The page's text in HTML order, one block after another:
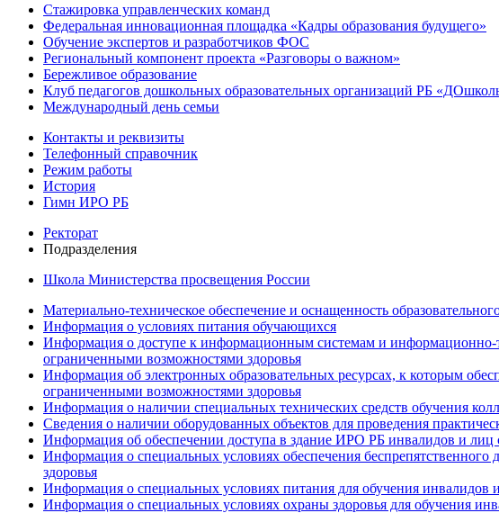
Стажировка управленческих команд
Федеральная инновационная площадка «Кадры образования будущего»
Обучение экспертов и разработчиков ФОС
Региональный компонент проекта «Разговоры о важном»
Бережливое образование
Клуб педагогов дошкольных образовательных организаций РБ
Международный день семьи
Контакты и реквизиты
Телефонный справочник
Режим работы
История
Гимн ИРО РБ
Ректорат
Подразделения
Школа Министерства просвещения России
Материально-техническое обеспечение и оснащенность
Информация о условиях питания обучающихся
Информация о доступе к информационным системам и
ограниченными возможностями здоровья
Информация об электронных образовательных ресурсах, к которым
ограниченными возможностями здоровья
Информация о наличии специальных технических средств обучения
Сведения о наличии оборудованных объектов для проведения
Информация об обеспечении доступа в здание ИРО РБ инвалидов и лиц
Информация о специальных условиях обеспечения
здоровья
Информация о специальных условиях питания для обучения
Информация о специальных условиях охраны здоровья для обучения